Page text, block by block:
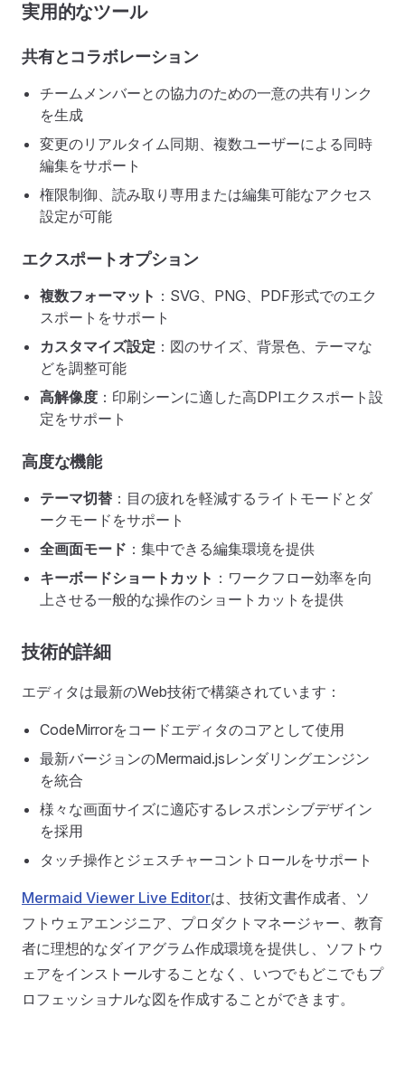
実用的なツール
共有とコラボレーション
チームメンバーとの協力のための一意の共有リンク
を生成
変更のリアルタイム同期、複数ユーザーによる同時
編集をサポート
権限制御、読み取り専用または編集可能なアクセス
設定が可能
エクスポートオプション
複数フォーマット ：SVG、PNG、PDF形式でのエク
スポートをサポート
カスタマイズ設定 ：図のサイズ、背景色、テーマな
どを調整可能
高解像度 ：印刷シーンに適した高DPIエクスポート設
定をサポート
高度な機能
テーマ切替 ：目の疲れを軽減するライトモードとダ
ークモードをサポート
全画面モード ：集中できる編集環境を提供
キーボードショートカット ：ワークフロー効率を向
上させる一般的な操作のショートカットを提供
技術的詳細
エディタは最新のWeb技術で構築されています：
CodeMirrorをコードエディタのコアとして使用
最新バージョンのMermaid.jsレンダリングエンジン
を統合
様々な画面サイズに適応するレスポンシブデザイン
を採用
タッチ操作とジェスチャーコントロールをサポート
Mermaid Viewer Live Editorは、技術文書作成者、ソ
フトウェアエンジニア、プロダクトマネージャー、教育
者に理想的なダイアグラム作成環境を提供し、ソフトウ
ェアをインストールすることなく、いつでもどこでもプ
ロフェッショナルな図を作成することができます。